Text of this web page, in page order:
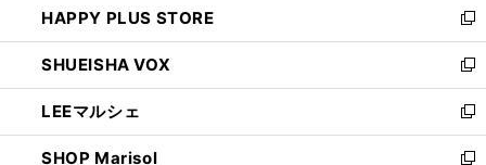
ド
ウ
で
開
く
ィ
ン
ド
ウ
で
開
く
い
ウ
ィ
ン
ド
ウ
で
HAPPY PLUS STORE
新
し
い
ウ
ィ
ン
ド
SHUEISHA VOX
新
し
い
ウ
ィ
LEEマルシェ
新
し
SHOP Marisol